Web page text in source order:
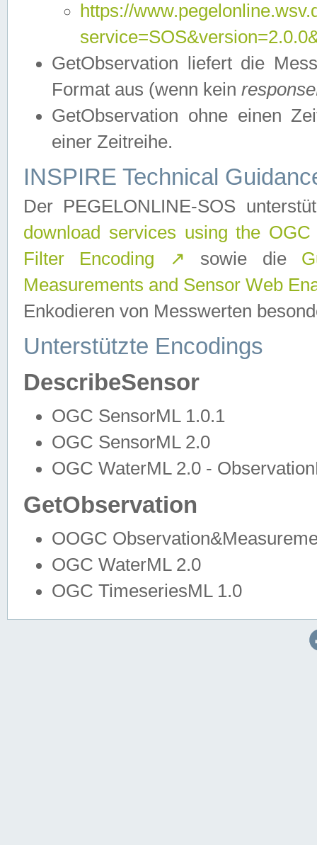
https://
GetObservation liefert die
Format aus (wenn kein
GetObservation ohne einen
einer Zeitreihe.
INSPIRE Technical
Der PEGELONLINE-SOS
download services using the
Filter Encoding
↗ sowie die
Measurements and Sensor Web
Enkodieren von Messwerten
Unterstützte Encodings
DescribeSensor
OGC SensorML 1.0.1
OGC SensorML 2.0
OGC WaterML 2.0 -
GetObservation
OOGC
OGC WaterML 2.0
OGC TimeseriesML 1.0